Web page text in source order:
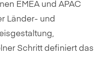
EMEA und APAC
Länder- und
Schritt definiert das